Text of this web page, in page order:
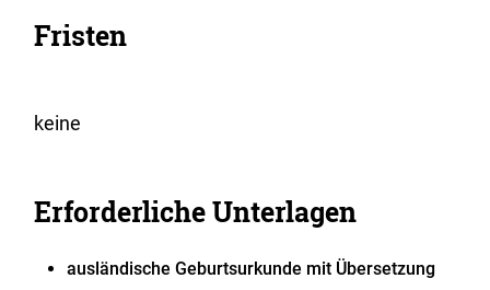
Fristen
keine
Erforderliche Unterlagen
ausländische Geburtsurkunde mit Übersetzung